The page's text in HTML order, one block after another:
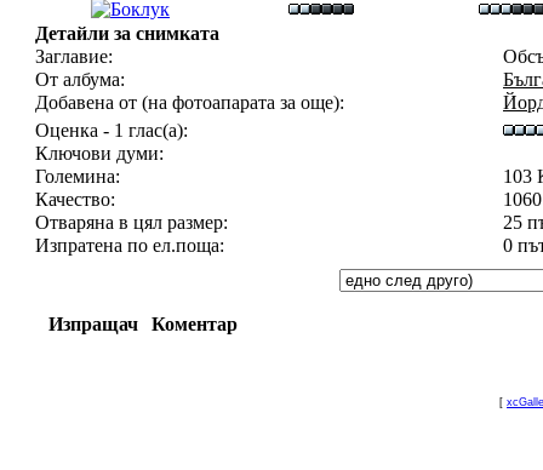
Детайли за снимката
Заглавие:
От албума:
Добавена от (на фотоапарата за още):
Оценка - 1 глас(а):
Ключови думи:
Големина:
103
Качество:
Отваряна в цял размер:
25
Изпратена по ел.поща:
0
Изпращач Коментар
[